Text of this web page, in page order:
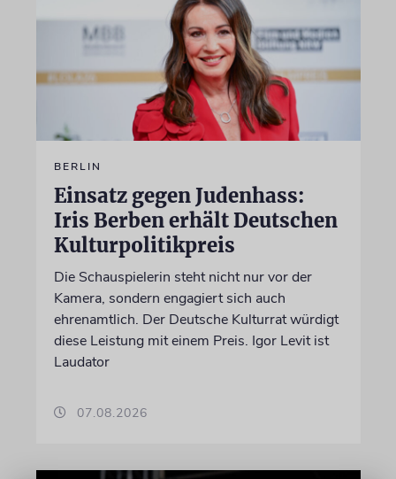
BERLIN
Einsatz gegen Judenhass:
Iris Berben erhält Deutschen
Kulturpolitikpreis
Die Schauspielerin steht nicht nur vor der
Kamera, sondern engagiert sich auch
ehrenamtlich. Der Deutsche Kulturrat würdigt
diese Leistung mit einem Preis. Igor Levit ist
Laudator
07.08.2026